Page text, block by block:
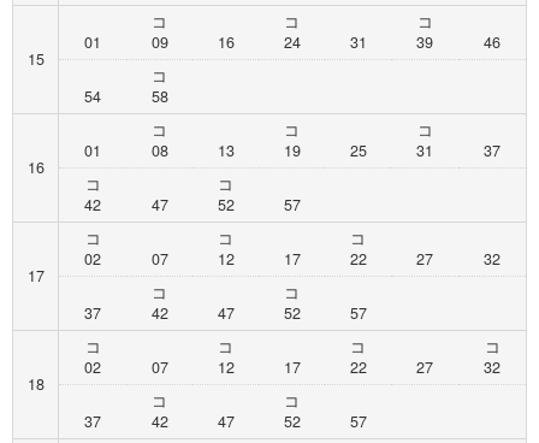
15
01
コ
09
16
コ
24
31
コ
39
46
54
コ
58
16
01
コ
08
13
コ
19
25
コ
31
37
コ
42
47
コ
52
57
17
コ
02
07
コ
12
17
コ
22
27 32
37
コ
42
47
コ
52
57
18
コ
02
07
コ
12
17
コ
22
27
コ
32
37
コ
42
47
コ
52
57